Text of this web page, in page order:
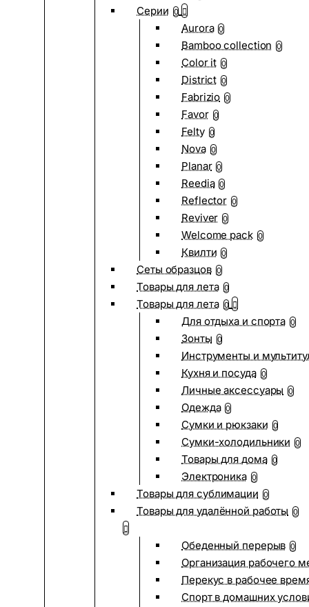
Серии 0
Aurora 0
Bamboo collection 0
Color it 0
District 0
Fabrizio 0
Favor 0
Felty 0
Nova 0
Planar 0
Reedia 0
Reflector 0
Reviver 0
Welcome pack 0
Квилти 0
Сеты образцов 0
Товары для лета 0
Товары для лета 0
Для отдыха и спорта 0
Зонты 0
Инструменты и
Кухня и посуда 0
Личные аксессуары 0
Одежда 0
Сумки и рюкзаки 0
Сумки-холодильники 0
Товары для дома 0
Электроника 0
Товары для сублимации 0
Товары для удалённой работы 0
Обеденный перерыв 0
Организация рабочего
Перекус в рабочее
Спорт в домашних